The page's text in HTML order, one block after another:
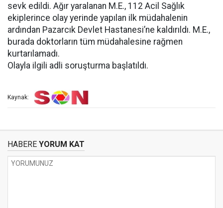
sevk edildi. Ağır yaralanan M.E., 112 Acil Sağlık
ekiplerince olay yerinde yapılan ilk müdahalenin
ardından Pazarcık Devlet Hastanesi’ne kaldırıldı. M.E.,
burada doktorların tüm müdahalesine rağmen
kurtarılamadı.
Olayla ilgili adli soruşturma başlatıldı.
Kaynak:
HABERE YORUM KAT